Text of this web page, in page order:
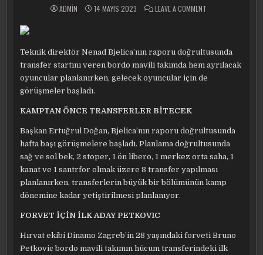
ADMIN 14 MAYIS 2023 LEAVE A COMMENT
ERTUĞRUL
DOĞAN
DEVREDE
Teknik direktör Nenad Bjelica’nın raporu doğrultusunda
transfer startını veren bordo mavili takımda hem ayrılacak
oyuncular planlanırken, gelecek oyuncular için de
görüşmeler başladı.
KAMPTAN ÖNCE TRANSFERLER BİTECEK
Başkan Ertuğrul Doğan, Bjelica’nın raporu doğrultusunda
hafta başı görüşmelere başladı. Planlama doğrultusunda
sağ ve sol bek, 2 stoper, 1 ön libero, 1 merkez orta saha, 1
kanat ve 1 santrfor olmak üzere 8 transfer yapılması
planlanırken, transferlerin büyük bir bölümünün kamp
dönemine kadar yetiştirilmesi planlanıyor.
FORVET İÇİN İLK ADAY PETKOVIC
Hırvat ekibi Dinamo Zagreb’in 28 yaşındaki forveti Bruno
Petkovic bordo mavili takımın hücum transferindeki ilk